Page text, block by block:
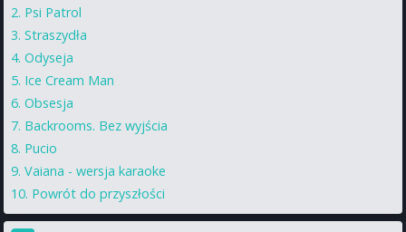
Psi Patrol
Straszydła
Odyseja
Ice Cream Man
Obsesja
Backrooms. Bez wyjścia
Pucio
Vaiana - wersja karaoke
Powrót do przyszłości